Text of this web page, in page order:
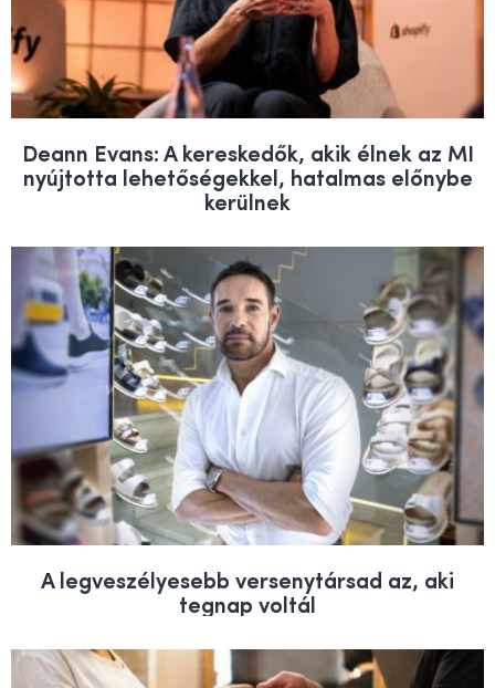
Deann Evans: A kereskedők, akik élnek az MI
nyújtotta lehetőségekkel, hatalmas előnybe
kerülnek
A legveszélyesebb versenytársad az, aki
tegnap voltál